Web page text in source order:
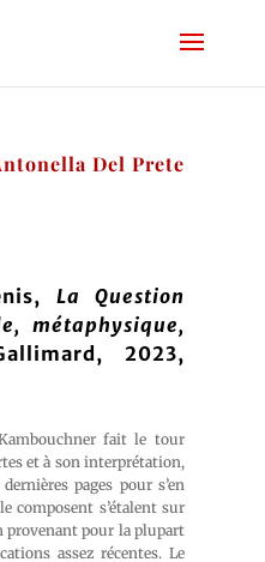
Del Prete
La Question
métaphysique,
2023,
fait le tour
et à son interprétation,
pages pour s’en
composent s’étalent sur
provenant pour la plupart
assez récentes. Le